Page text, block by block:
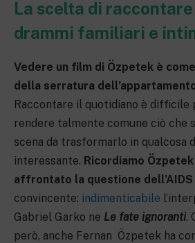
La scelta di
drammi familiari e
Vedere un film di Özpetek è
della serratura
Raccontare il quotidiano è difficile
rendere talmente comune ciò che
scena da trasformarlo in qualcosa
interessante. Ricordiamo
affrontato la questione dell’AIDS
convincente: indimenticabile
Gabriel Garko ne Le fate ignoranti.
però, anche Fernan Özpetek ha